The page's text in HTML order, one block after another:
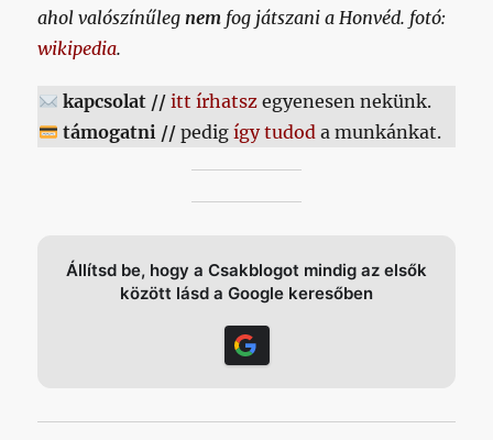
ahol valószínűleg nem fog játszani a Honvéd. fotó:
wikipedia.
kapcsolat // itt írhatszegyenesen nekünk.
támogatni //pedig így tudod a munkánkat.
Állítsd be, hogy a Csakblogot mindig az elsők
között lásd a Google keresőben